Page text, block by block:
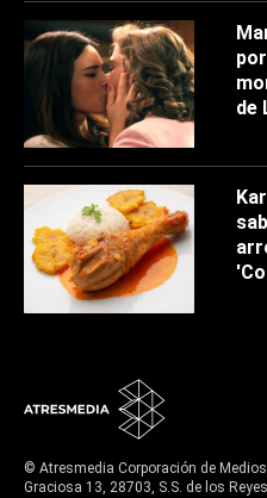
de
© Atresmedia Corporación de
Graciosa 13, 28703, S.S. de los